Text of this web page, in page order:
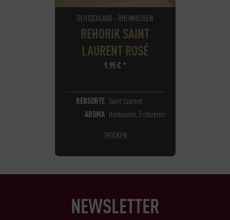
DEUTSCHLAND - RHEINHESSEN
REHORIK SAINT
LAURENT ROSÉ
9,95€ *
REBSORTE Saint Laurent
AROMA Himbeeren, Erdbeeren
TROCKEN
NEWSLETTER